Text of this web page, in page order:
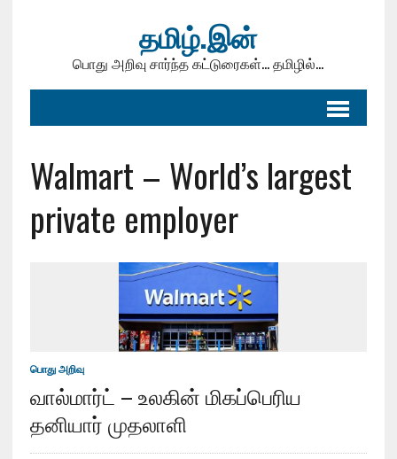
தமிழ்.இன்
பொது அறிவு சார்ந்த கட்டுரைகள்... தமிழில்...
Walmart – World’s largest
private employer
பொது அறிவு
வால்மார்ட் – உலகின் மிகப்பெரிய
தனியார் முதலாளி